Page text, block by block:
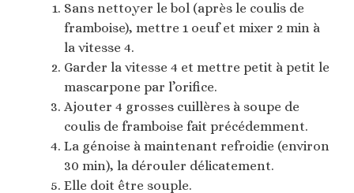
Sans nettoyer le bol (après le coulis de
framboise), mettre 1 oeuf et mixer 2 min à
la vitesse 4.
Garder la vitesse 4 et mettre petit à petit le
mascarpone par l’orifice.
Ajouter 4 grosses cuillères à soupe de
coulis de framboise fait précédemment.
La génoise à maintenant refroidie (environ
30 min), la dérouler délicatement.
Elle doit être souple.